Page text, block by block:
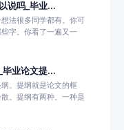
说吗_毕业...
法很多同学都有。你可
字。你看了一遍又一
毕业论文提...
。提纲就是论文的框
。提纲有两种。一种是